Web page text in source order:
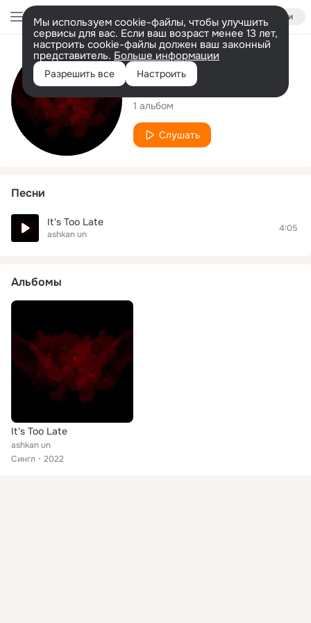
Войти
Мы используем cookie-файлы, чтобы улучшить
сервисы для вас. Если ваш возраст менее 13 лет,
настроить cookie-файлы должен ваш законный
представитель. Больше информации
Разрешить все Настроить
Исполнитель
ashkan un
1 альбом
Слушать
Песни
It's Too Late
ashkan un
4:05
Альбомы
It's Too Late
ashkan un
Сингл
2022